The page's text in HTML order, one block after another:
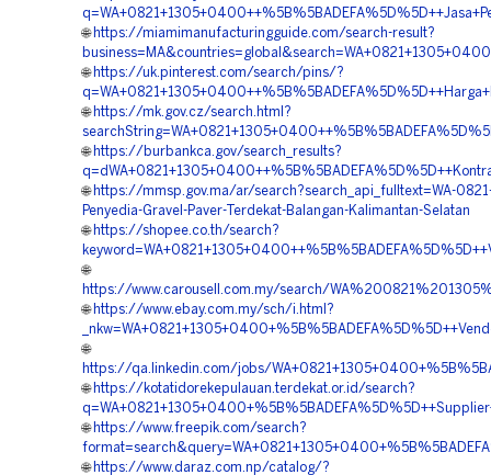
🌐 https://miamimanufacturingguide.com/search-result?
🌐 https://uk.pinterest.com/search/pins/?
🌐 https://mk.gov.cz/search.html?
🌐 https://burbankca.gov/search_results?
🌐 https://mmsp.gov.ma/ar/search?search_api_fulltext=WA-
Penyedia-Gravel-Paver-Terdekat-Balangan-Kalimantan-Selatan
🌐 https://shopee.co.th/search?
🌐
https://www.carousell.com.my/search/
🌐 https://www.ebay.com.my/sch/i.html?
🌐
https://qa.linkedin.com/jobs/
🌐 https://kotatidorekepulauan.terdekat.or.id/search?
🌐 https://www.freepik.com/search?
🌐 https://www.daraz.com.np/catalog/?